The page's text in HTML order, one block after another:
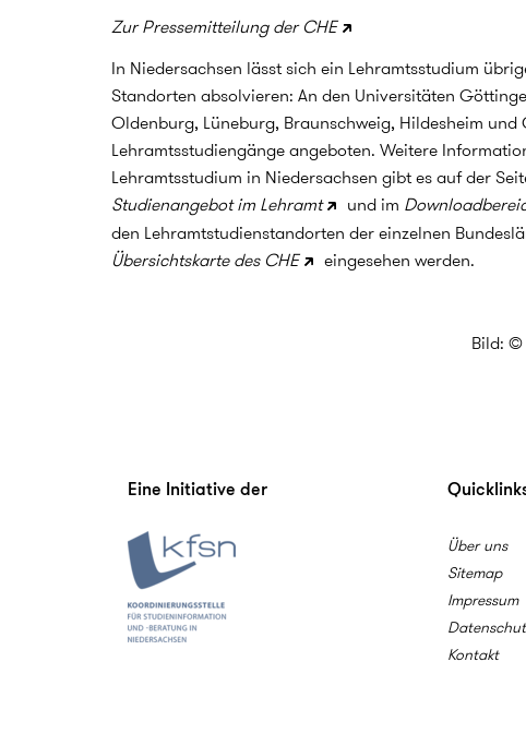
Zur Pressemitteilung der CHE
In Niedersachsen lässt sich ein Lehramtsstudium
Standorten absolvieren: An den Universitäten
Oldenburg, Lüneburg, Braunschweig, Hildesheim und
Lehramtsstudiengänge angeboten. Weitere
Lehramtsstudium in Niedersachsen gibt es auf der
Studienangebot im Lehramt
und im
den Lehramtstudienstandorten der einzelnen
Übersichtskarte des CHE
eingesehen werden.
Bild: ©
Eine Initiative der
Über uns
Sitemap
Impressum
Kontakt